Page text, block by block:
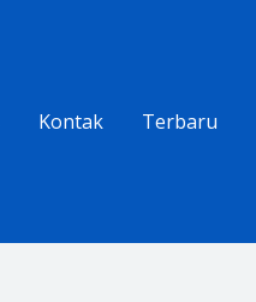
Kontak Terbaru